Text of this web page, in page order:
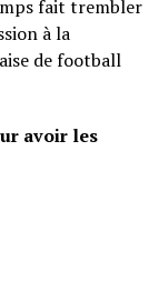
fait trembler
à la
de football
avoir les